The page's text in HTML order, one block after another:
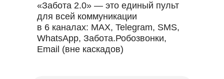
«Забота 2.0» — это единый пульт
для всей коммуникации
в 6 каналах: MAX, Telegram, SMS,
WhatsApp, Забота.Робозвонки,
Email (вне каскадов)